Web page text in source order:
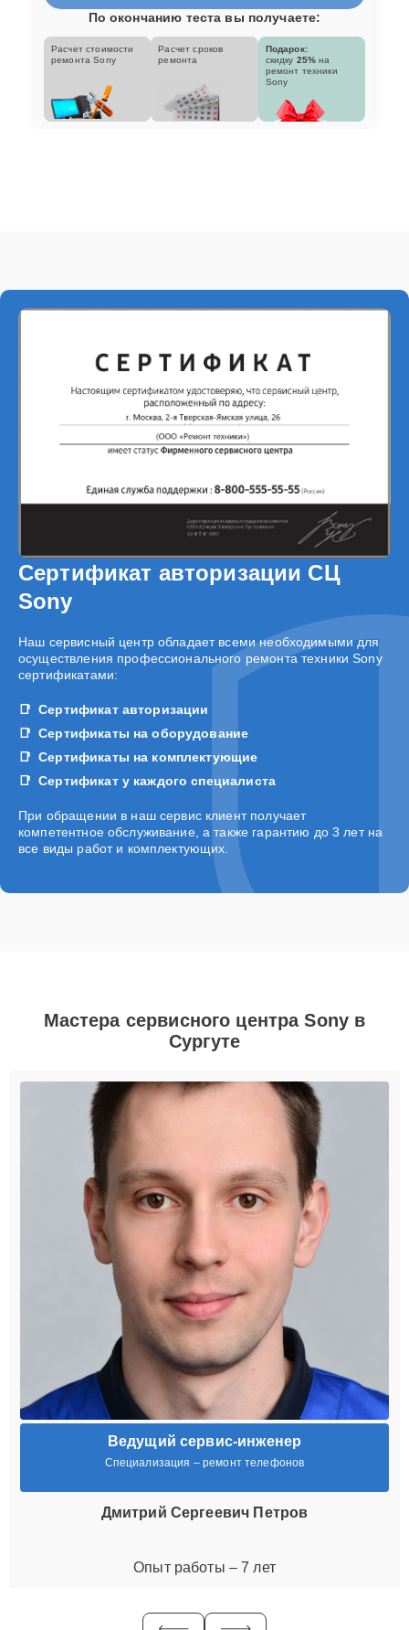
По окончанию теста вы получаете:
Расчет стоимости
ремонта Sony
Расчет сроков
ремонта
Подарок:
скидку 25% на
ремонт техники
Sony
Сертификат авторизации СЦ
Sony
Наш сервисный центр обладает всеми необходимыми для
осуществления профессионального ремонта техники Sony
сертификатами:
Сертификат авторизации
Сертификаты на оборудование
Сертификаты на комплектующие
Сертификат у каждого специалиста
При обращении в наш сервис клиент получает
компетентное обслуживание, а также гарантию до 3 лет на
все виды работ и комплектующих.
Мастера сервисного центра Sony в
Сургуте
Ведущий сервис-инженер
Специализация – ремонт телефонов
Дмитрий Сергеевич Петров
Опыт работы – 7 лет